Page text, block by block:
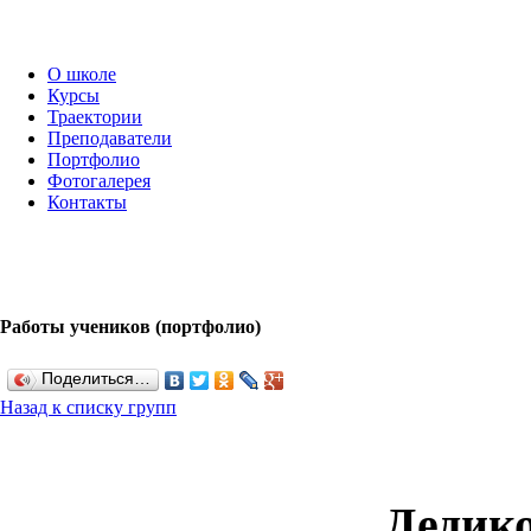
О школе
Курсы
Траектории
Преподаватели
Портфолио
Фотогалерея
Контакты
Работы учеников (портфолио)
Поделиться…
Назад к списку групп